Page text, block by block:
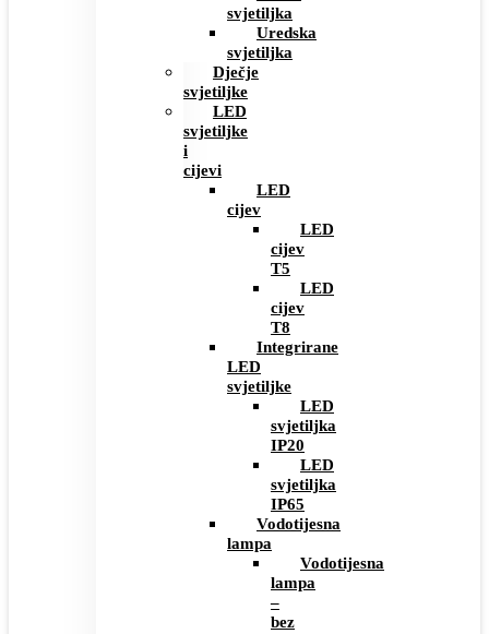
svjetiljka
Uredska
svjetiljka
Dječje
svjetiljke
LED
svjetiljke
i
cijevi
LED
cijev
LED
cijev
T5
LED
cijev
T8
Integrirane
LED
svjetiljke
LED
svjetiljka
IP20
LED
svjetiljka
IP65
Vodotijesna
lampa
Vodotijesna
lampa
–
bez